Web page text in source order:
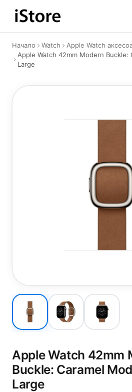
Към съдържанието
Начало Watch
Apple Watch
Apple Watch 42mm Modern Buckle:
Large
Apple Watch 42mm
Buckle: Caramel
Large